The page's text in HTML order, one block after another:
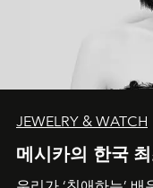
JEWELRY & WATCH
메시카의 한국